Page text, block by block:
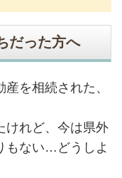
だった方へ
を相続された、
けれど、今は県外
もない…どうしよ